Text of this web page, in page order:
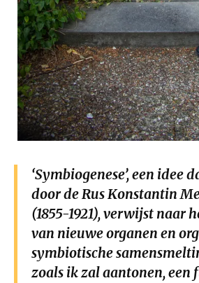
2021
januari februari maart april
augustus september oktober
december
2020
januari februari maart april
augustus september oktober
december
januari februari maart april
augustus september
‘Symbiogenese’, een idee
door de Rus Konstantin
(1855-1921), verwijst naar
van nieuwe organen en
symbiotische
zoals ik zal aantonen, een